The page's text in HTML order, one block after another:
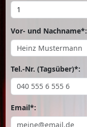
Vor- und Nachname*:
Tel.-Nr. (Tagsüber)*:
Email*: